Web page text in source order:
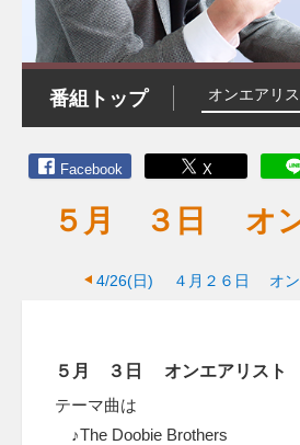
番組トップ オンエアリ
Facebook X
５月 ３日 オン
4/26(日) ４月２６日 オン
５月 ３日 オンエアリスト
テーマ曲は
♪The Doobie Brothers